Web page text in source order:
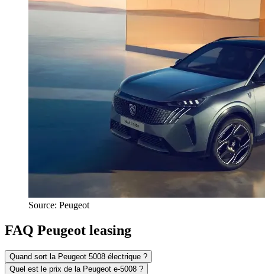
Source: Peugeot
FAQ Peugeot leasing
Quand sort la Peugeot 5008 électrique ?
Quel est le prix de la Peugeot e-5008 ?